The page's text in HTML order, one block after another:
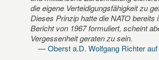
die eigene Verteidigungsfähigkeit zu
Dieses Prinzip hatte die NATO bereits
Bericht von 1967 formuliert, scheint
Vergessenheit geraten zu sein.
Oberst a.D. Wolfgang Richter